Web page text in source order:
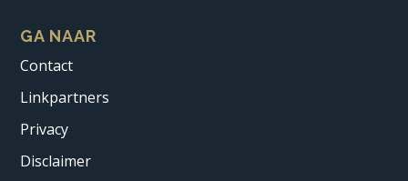
GA NAAR
Contact
Linkpartners
Privacy
Disclaimer